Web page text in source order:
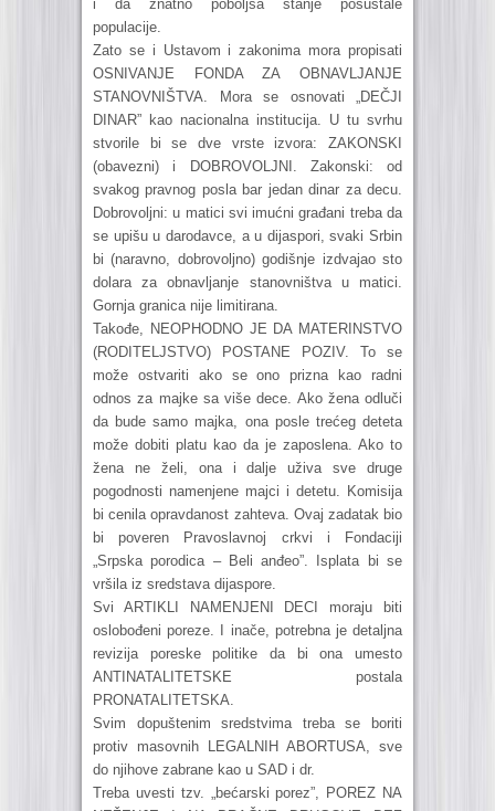
i da znatno poboljša stanje posustale
populacije.
Zato se i Ustavom i zakonima mora propisati
OSNIVANJE FONDA ZA OBNAVLJANJE
STANOVNIŠTVA. Mora se osnovati „DEČJI
DINAR” kao nacionalna institucija. U tu svrhu
stvorile bi se dve vrste izvora: ZAKONSKI
(obavezni) i DOBROVOLJNI. Zakonski: od
svakog pravnog posla bar jedan dinar za decu.
Dobrovoljni: u matici svi imućni građani treba da
se upišu u darodavce, a u dijaspori, svaki Srbin
bi (naravno, dobrovoljno) godišnje izdvajao sto
dolara za obnavljanje stanovništva u matici.
Gornja granica nije limitirana.
Takođe, NEOPHODNO JE DA MATERINSTVO
(RODITELJSTVO) POSTANE POZIV. To se
može ostvariti ako se ono prizna kao radni
odnos za majke sa više dece. Ako žena odluči
da bude samo majka, ona posle trećeg deteta
može dobiti platu kao da je zaposlena. Ako to
žena ne želi, ona i dalje uživa sve druge
pogodnosti namenjene majci i detetu. Komisija
bi cenila opravdanost zahteva. Ovaj zadatak bio
bi poveren Pravoslavnoj crkvi i Fondaciji
„Srpska porodica – Beli anđeo”. Isplata bi se
vršila iz sredstava dijaspore.
Svi ARTIKLI NAMENJENI DECI moraju biti
oslobođeni poreze. I inače, potrebna je detaljna
revizija poreske politike da bi ona umesto
ANTINATALITETSKE postala
PRONATALITETSKA.
Svim dopuštenim sredstvima treba se boriti
protiv masovnih LEGALNIH ABORTUSA, sve
do njihove zabrane kao u SAD i dr.
Treba uvesti tzv. „bećarski porez”, POREZ NA